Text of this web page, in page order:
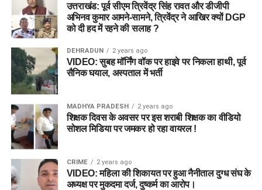
उत्तराखंड: पूर्व सीएम त्रिवेंद्र सिंह रावत और डीजीपी
अभिनव कुमार आमने-सामने, त्रिवेंद्र ने आखिर क्यों DGP
को दी हद में रहने की सलाह ?
DEHRADUN 2 years ago
VIDEO: सुबह मॉर्निंग वॉक पर हाइवे पर निकला हाथी, पूर्व
सैनिक घयाल, अस्पताल में भर्ती
MADHYA PRADESH 2 years ago
शिक्षक दिवस के अवसर पर इस शराबी शिक्षक का वीडियो
सोशल मिडिया पर जमकर हो रहा वायरल !
CRIME 2 years ago
VIDEO: महिला की शिकायत पर हुआ नैनीताल दुग्ध संघ के
अध्यक्ष पर मुकदमा दर्ज, दुष्कर्म का आरोप।